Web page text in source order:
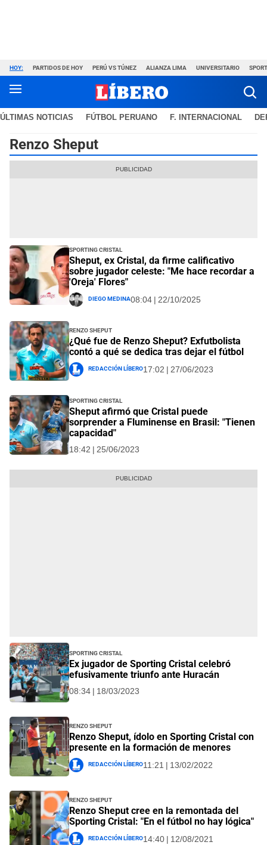
HOY: PARTIDOS DE HOY PERÚ VS TÚNEZ ALIANZA LIMA UNIVERSITARIO
ÚLTIMAS NOTICIAS FÚTBOL PERUANO F. INTERNACIONAL
Renzo Sheput
Sporting Cristal
Sheput, ex Cristal, da firme calificativo
sobre jugador celeste: "Me hace recordar a
'Oreja' Flores"
Diego Medina08:04 | 22/10/2025
Renzo Sheput
¿Qué fue de Renzo Sheput? Exfutbolista
contó a qué se dedica tras dejar el fútbol
Redacción Líbero17:02 | 27/06/2023
Sporting Cristal
Sheput afirmó que Cristal puede
sorprender a Fluminense en Brasil: "Tienen
capacidad"
18:42 | 25/06/2023
Sporting Cristal
Ex jugador de Sporting Cristal celebró
efusivamente triunfo ante Huracán
08:34 | 18/03/2023
Renzo Sheput
Renzo Sheput, ídolo en Sporting Cristal con
presente en la formación de menores
Redacción Líbero11:21 | 13/02/2022
Renzo Sheput
Renzo Sheput cree en la remontada del
Sporting Cristal: "En el fútbol no hay lógica"
Redacción Líbero14:40 | 12/08/2021